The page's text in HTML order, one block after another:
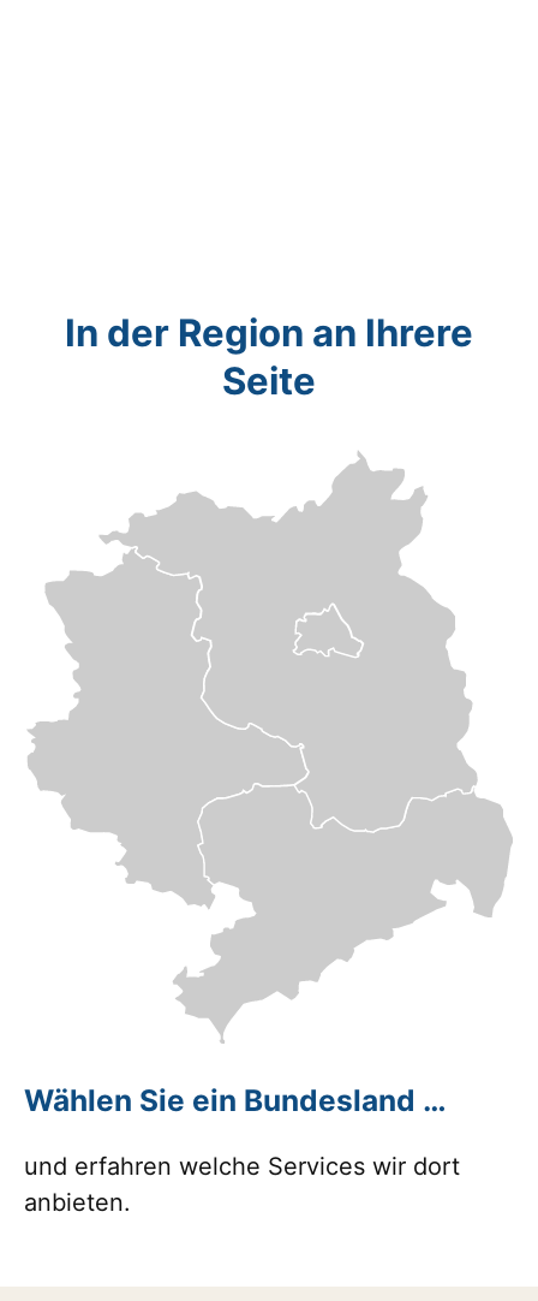
In der Region an Ihrere
Seite
Wählen Sie ein Bundesland …
und erfahren welche Services wir dort
anbieten.